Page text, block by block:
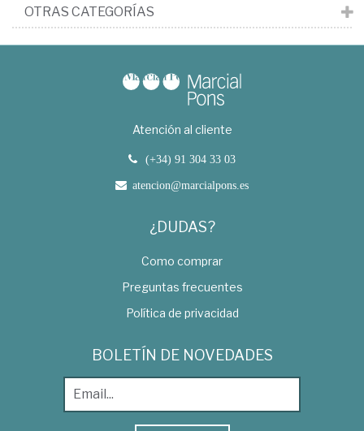
OTRAS CATEGORÍAS
Atención al cliente
(+34) 91 304 33 03
atencion@marcialpons.es
¿DUDAS?
Como comprar
Preguntas frecuentes
Política de privacidad
BOLETÍN DE NOVEDADES